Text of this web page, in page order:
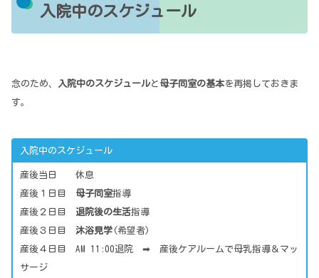
入院中のスケジュール
念のため、 入院中のスケジュールと 母子同室の基本を再掲しておきま
す。
入院中のスケジュール
産後当日 休息
産後１日目 母子同室指導
産後２日目 退院後の生活指導
産後３日目 沐浴見学(希望者)
産後４日目 AM 11:00退院 ➡ 産後ケアルームで母乳指導＆マッ
サージ